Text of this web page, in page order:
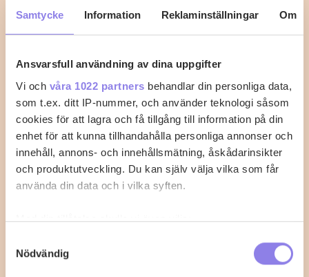
Samtycke Information Reklaminställningar Om
Ansvarsfull användning av dina uppgifter
Vi och våra 1022 partners behandlar din personliga data,
som t.ex. ditt IP-nummer, och använder teknologi såsom
cookies för att lagra och få tillgång till information på din
enhet för att kunna tillhandahålla personliga annonser och
innehåll, annons- och innehållsmätning, åskådarinsikter
och produktutveckling. Du kan själv välja vilka som får
använda din data och i vilka syften.
Med din tillåtelse skulle vi även vilja:
som kan ha en noggrannhet på upp till flera meter
Nödvändig
marscapone